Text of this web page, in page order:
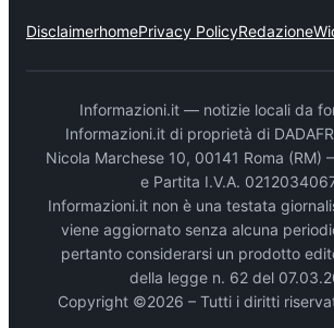
DisclaimerhomePrivacy PolicyRedazione
Informazioni.it — notizie locali da
Informazioni.it di proprietà di
Nicola Marchese 10, 00141 Roma (RM)
e Partita I.V.A.
Informazioni.it non è una testata
viene aggiornato senza alcuna
pertanto considerarsi un prodotto
della legge n. 62 del
Copyright ©2026 – Tutti i diritti